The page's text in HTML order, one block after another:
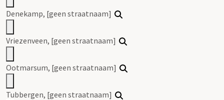
Denekamp, [geen straatnaam]
Vriezenveen, [geen straatnaam]
Ootmarsum, [geen straatnaam]
Tubbergen, [geen straatnaam]